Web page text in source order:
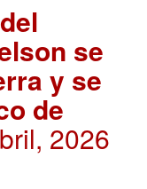
se
y se
de
2026